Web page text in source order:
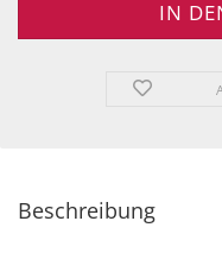
Beschreibung